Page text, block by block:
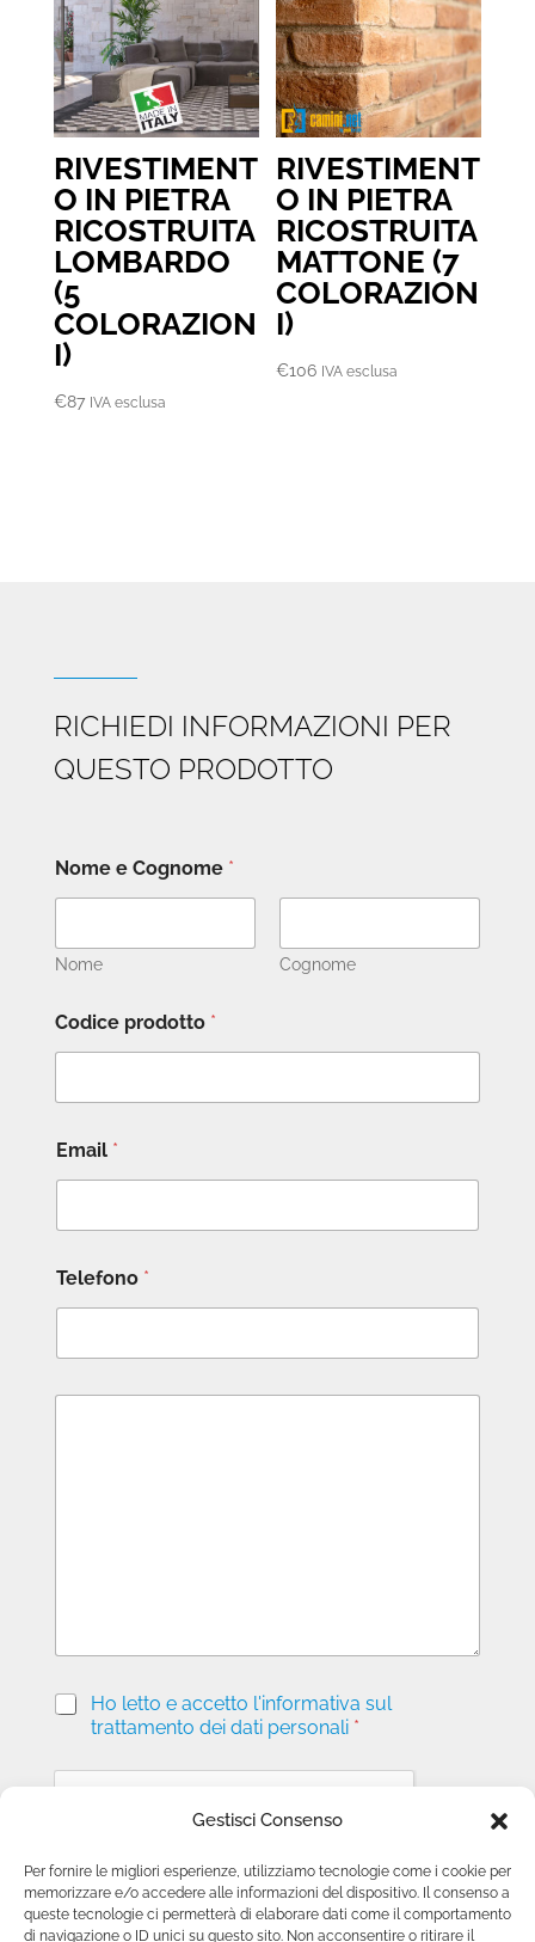
Gestisci Consenso
Per fornire le migliori esperienze, utilizziamo tecnologie come i cookie per
memorizzare e/o accedere alle informazioni del dispositivo. Il consenso a
queste tecnologie ci permetterà di elaborare dati come il comportamento
di navigazione o ID unici su questo sito. Non acconsentire o ritirare il
RIVESTIMENT
O IN PIETRA
RICOSTRUITA
LOMBARDO
(5
COLORAZION
I)
€87 IVA esclusa
RIVESTIMENT
O IN PIETRA
RICOSTRUITA
MATTONE (7
COLORAZION
I)
€106 IVA esclusa
RICHIEDI INFORMAZIONI PER
QUESTO PRODOTTO
Nome e Cognome *
Nome Cognome
Codice prodotto *
Email *
Telefono *
M
P
v
a
*
Ho letto e accetto l'informativa sul
trattamento dei dati personali *
Invia richiesta